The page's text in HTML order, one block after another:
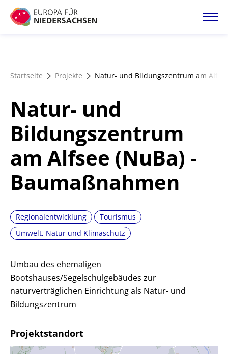
Direkt
zum
Förderangebote
Magazin
Startseite Projekte Natur- und Bildungszentrum am
Natur- und
Bildungszentrum
am Alfsee (NuBa) -
Baumaßnahmen
Regionalentwicklung
Tourismus
Umwelt, Natur und Klimaschutz
Umbau des ehemaligen
Bootshauses/Segelschulgebäudes zur
naturverträglichen Einrichtung als Natur- und
Bildungszentrum
Projektstandort